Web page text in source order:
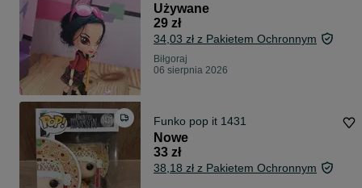
Używane
29 zł
34,03 zł z Pakietem Ochronnym
Biłgoraj
06 sierpnia 2026
Funko pop it 1431
Nowe
33 zł
38,18 zł z Pakietem Ochronnym